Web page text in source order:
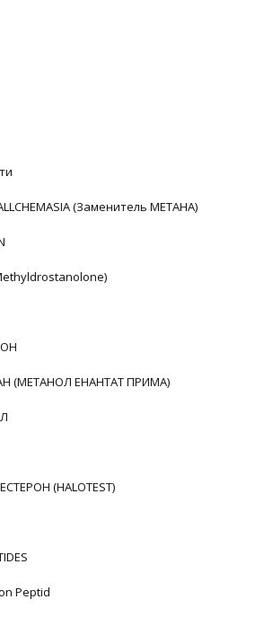
(Заменитель МЕТАНА)
(МЕТАНОЛ ЕНАНТАТ ПРИМА)
(HALOTEST)
Peptid